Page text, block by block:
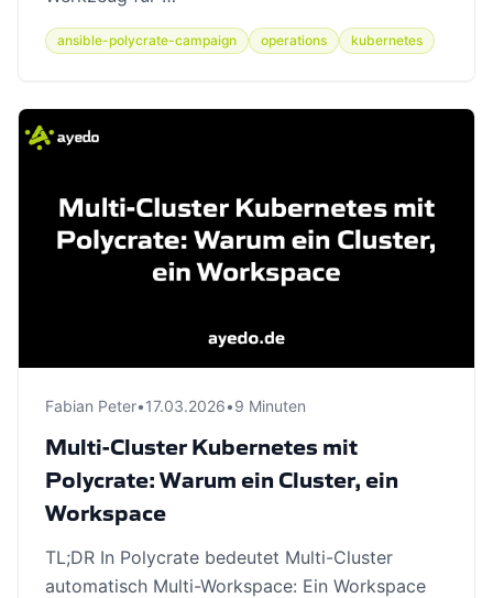
ansible-polycrate-campaign operations kubernetes
Fabian Peter•17.03.2026•9 Minuten
Multi-Cluster Kubernetes mit
Polycrate: Warum ein Cluster, ein
Workspace
TL;DR In Polycrate bedeutet Multi-Cluster
automatisch Multi-Workspace: Ein Workspace